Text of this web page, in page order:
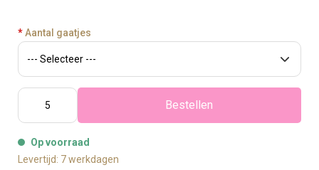
*Aantal gaatjes
Bestellen
Op voorraad
Levertijd: 7 werkdagen